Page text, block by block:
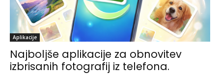
Aplikacije
Najboljše aplikacije za obnovitev
izbrisanih fotografij iz telefona.